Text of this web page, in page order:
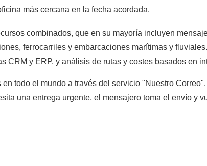
más cercana en la fecha acordada.
combinados, que en su mayoría incluyen
ferrocarriles y embarcaciones marítimas y
CRM y ERP, y análisis de rutas y costes basados en
todo el mundo a través del servicio "Nuestro
una entrega urgente, el mensajero toma el envío y